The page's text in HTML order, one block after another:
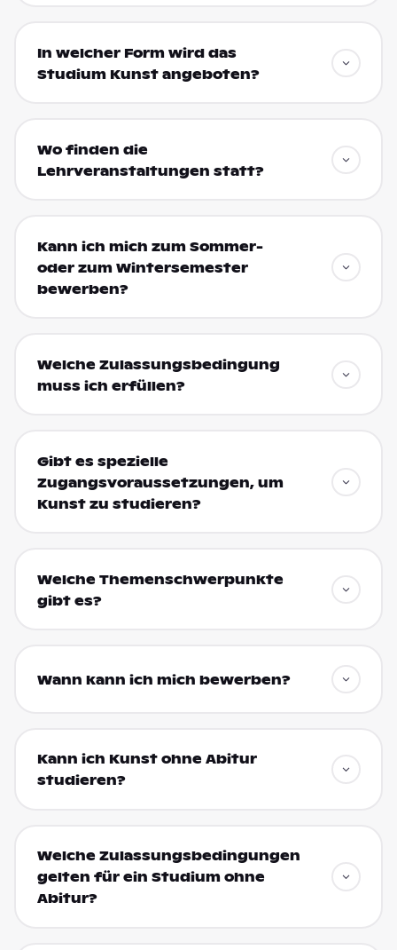
In welcher Form wird das
Studium Kunst angeboten?
Wo finden die
Lehrveranstaltungen statt?
Kann ich mich zum Sommer-
oder zum Wintersemester
bewerben?
Welche Zulassungsbedingung
muss ich erfüllen?
Gibt es spezielle
Zugangsvoraussetzungen, um
Kunst zu studieren?
Welche Themenschwerpunkte
gibt es?
Wann kann ich mich bewerben?
Kann ich Kunst ohne Abitur
studieren?
Welche Zulassungsbedingungen
gelten für ein Studium ohne
Abitur?